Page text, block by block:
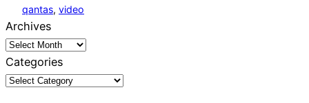
qantas, video
Archives
Categories